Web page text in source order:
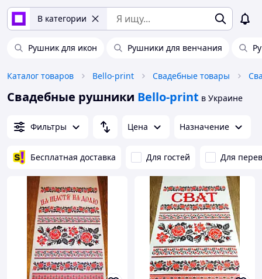
В категории
Рушник для икон Рушники для венчания
Каталог товаров Bello-print Свадебные товары
Свадебные рушники Bello-print в Украине
Фильтры Цена Назначение
Бесплатная доставка Для гостей Для